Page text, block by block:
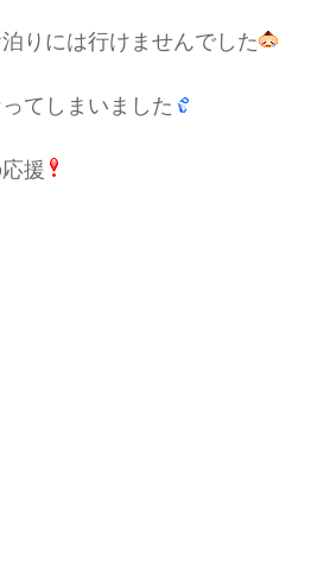
りには行けませんでした
てしまいました
援